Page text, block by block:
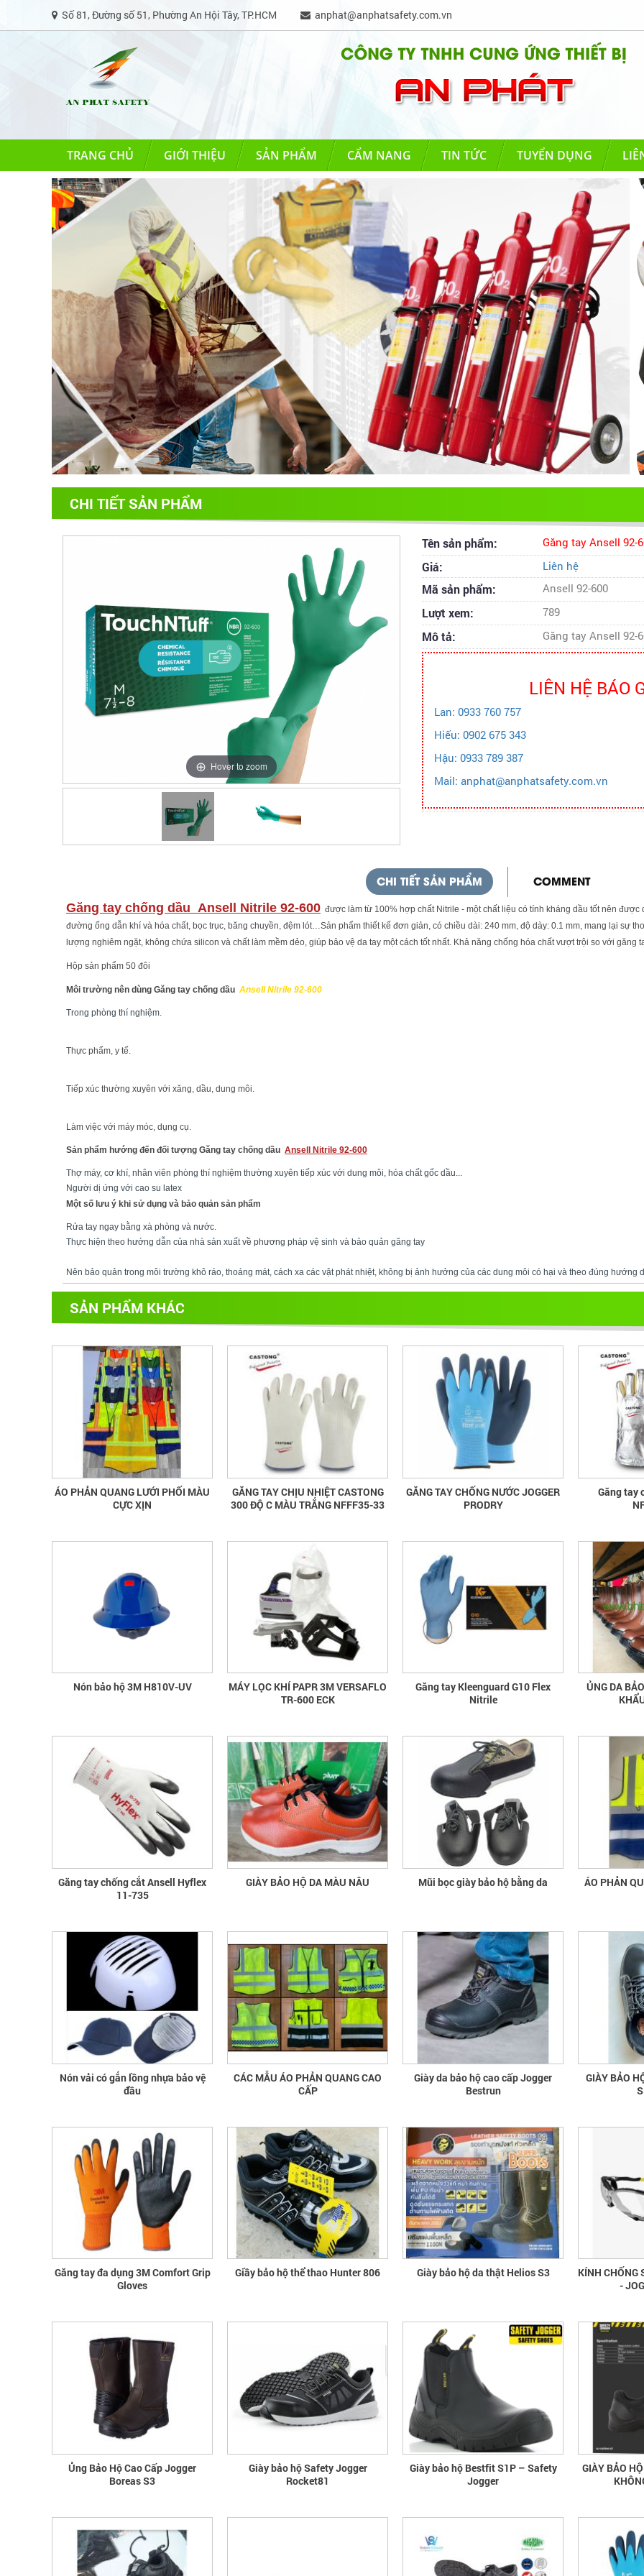
Số 81, Đường số 51, Phường An Hội Tây, TP.HCM anphat@anphatsafety.com.vn
TRANG CHỦ GIỚI THIỆU SẢN PHẨM CẨM NANG TIN TỨC TUYỂN DỤNG
CHI TIẾT SẢN PHẨM
Hover to zoom
Tên sản phẩm: Găng tay Ansell 92-
Giá: Liên hệ
Mã sản phẩm: Ansell 92-600
Lượt xem: 789
Mô tả: Găng tay Ansell 92-
LIÊN HỆ BÁO
Lan: 0933 760 757
Hiếu: 0902 675 343
Hậu: 0933 789 387
Mail: anphat@anphatsafety.com.vn
CHI TIẾT SẢN PHẨM COMMENT
Găng tay chống dầu Ansell Nitrile 92-600 được làm từ 100% hợp chất Nitrile - một chất liệu có tính kháng dầu tốt nên
đường ống dẫn khí và hóa chất, bọc trục, băng chuyền, đệm lót…Sản phẩm thiết kế đơn giản, có chiều dài: 240 mm, độ dày: 0.1 mm, mang lại sự
lượng nghiêm ngặt, không chứa silicon và chất làm mềm dẻo, giúp bảo vệ da tay một cách tốt nhất. Khả năng chống hóa chất vượt trội so với găng
Hộp sản phẩm 50 đôi
Môi trường nên dùng Găng tay chống dầu Ansell Nitrile 92-600
Trong phòng thí nghiệm.
Thực phẩm, y tế.
Tiếp xúc thường xuyên với xăng, dầu, dung môi.
Làm việc với máy móc, dụng cụ.
Sản phẩm hướng đến đối tượng Găng tay chống dầu Ansell Nitrile 92-600
Thợ máy, cơ khí, nhân viên phòng thí nghiệm thường xuyên tiếp xúc với dung môi, hóa chất gốc dầu...
Người dị ứng với cao su latex
Một số lưu ý khi sử dụng và bảo quản sản phẩm
Rửa tay ngay bằng xà phòng và nước.
Thực hiện theo hướng dẫn của nhà sản xuất về phương pháp vệ sinh và bảo quản găng tay
Nên bảo quản trong môi trường khô ráo, thoáng mát, cách xa các vật phát nhiệt, không bị ảnh hưởng của các dung môi có hại và theo đúng hướng
SẢN PHẨM KHÁC
ÁO PHẢN QUANG LƯỚI PHỐI MÀU
CỰC XỊN
GĂNG TAY CHỊU NHIỆT CASTONG
300 ĐỘ C MÀU TRẮNG NFFF35-33
GĂNG TAY CHỐNG NƯỚC JOGGER
PRODRY
Găng tay
Nón bảo hộ 3M H810V-UV
MÁY LỌC KHÍ PAPR 3M VERSAFLO
TR-600 ECK
Găng tay Kleenguard G10 Flex
Nitrile
ỦNG DA
Găng tay chống cắt Ansell Hyflex
11-735
GIÀY BẢO HỘ DA MÀU NÂU Mũi bọc giày bảo hộ bằng da ÁO
Nón vải có gắn lồng nhựa bảo vệ
đầu
CÁC MẪU ÁO PHẢN QUANG CAO
CẤP
Giày da bảo hộ cao cấp Jogger
Bestrun
GIÀY BẢO
Găng tay đa dụng 3M Comfort Grip
Gloves
Giầy bảo hộ thể thao Hunter 806 Giày bảo hộ da thật Helios S3
KÍNH CHỐNG
-
Ủng Bảo Hộ Cao Cấp Jogger
Boreas S3
Giày bảo hộ Safety Jogger
Rocket81
Giày bảo hộ Bestfit S1P – Safety
Jogger
GIÀY BẢO